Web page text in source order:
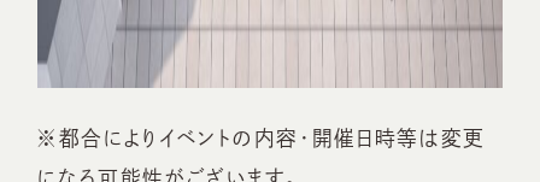
※都合によりイベントの内容・開催日時等は変更
になる可能性がございます。